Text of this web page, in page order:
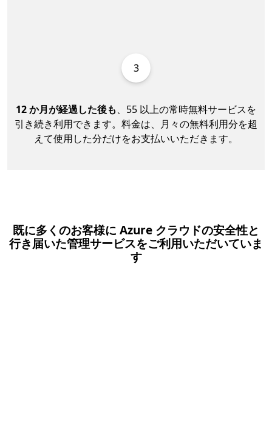
3
12 か月が経過した後も、55 以上の常時無料サービスを
引き続き利用できます。料金は、月々の無料利用分を超
えて使用した分だけをお支払いいただきます。
既に多くのお客様に Azure クラウドの安全性と
行き届いた管理サービスをご利用いただいていま
す